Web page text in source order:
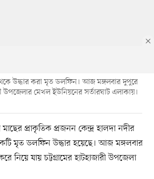
উদ্ধার করা মৃত ডলফিন। আজ মঙ্গলবার দুপুরে
উপজেলার মেখল ইউনিয়নের সর্তারঘাট এলাকায়।
প্রাকৃতিক প্রজনন কেন্দ্র হালদা নদীর
মৃত ডলফিন উদ্ধার হয়েছে। আজ মঙ্গলবার
নিয়ে যায় চট্টগ্রামের হাটহাজারী উপজেলা